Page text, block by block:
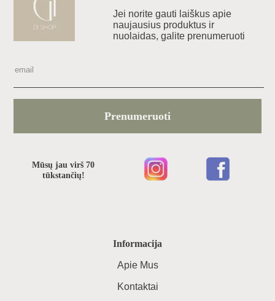
Informacija
Apie Mus
Kontaktai
Jei norite gauti laiškus apie
naujausius produktus ir
nuolaidas, galite prenumeruoti
Prenumeruoti
Mūsų jau virš 70
tūkstančių!